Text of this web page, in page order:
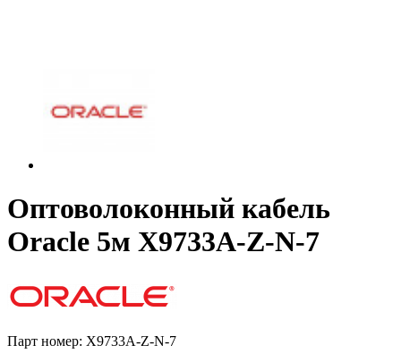
Оптоволоконный кабель
Oracle 5м X9733A-Z-N-7
Парт номер: X9733A-Z-N-7